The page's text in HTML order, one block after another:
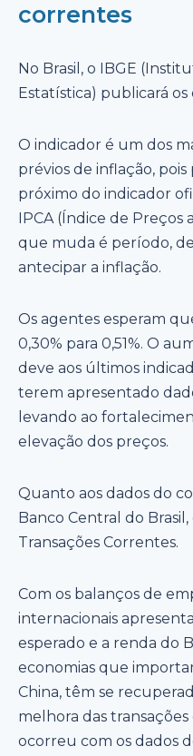
correntes
No Brasil, o IBGE
Estatística) publicará os
O indicador é um dos
prévios de inflação,
próximo do indicador
IPCA (Índice de Preços
que muda é período,
antecipar a inflação.
Os agentes esperam
0,30% para 0,51%. O
deve aos últimos
terem apresentado
levando ao
elevação dos preços.
Quanto aos dados do
Banco Central do
Transações Correntes.
Com os balanços de
internacionais
esperado e a renda do
economias que
China, têm se
melhora das
ocorreu com os dados